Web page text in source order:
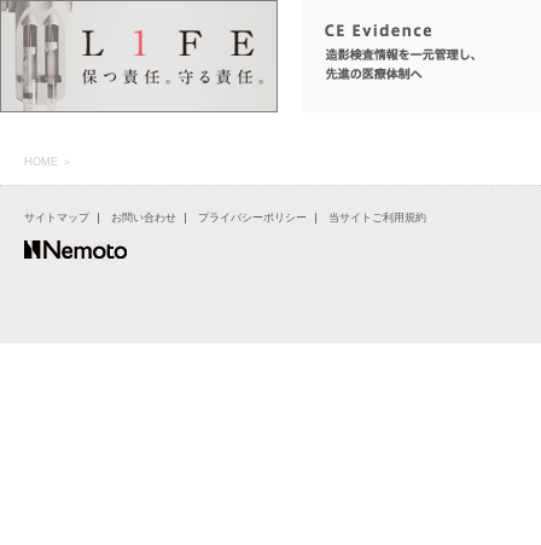
HOME ＞
サイトマップ｜ お問い合わせ ｜ プライバシーポリシー ｜ 当サイトご利用規約